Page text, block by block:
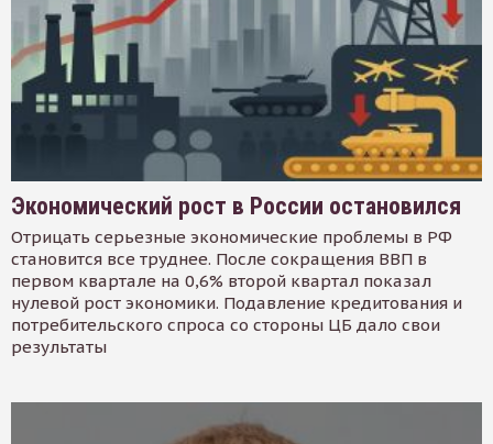
Экономический рост в России остановился
Отрицать серьезные экономические проблемы в РФ
становится все труднее. После сокращения ВВП в
первом квартале на 0,6% второй квартал показал
нулевой рост экономики. Подавление кредитования и
потребительского спроса со стороны ЦБ дало свои
результаты